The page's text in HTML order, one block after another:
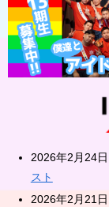
2026年2月24日
スト
2026年2月21日